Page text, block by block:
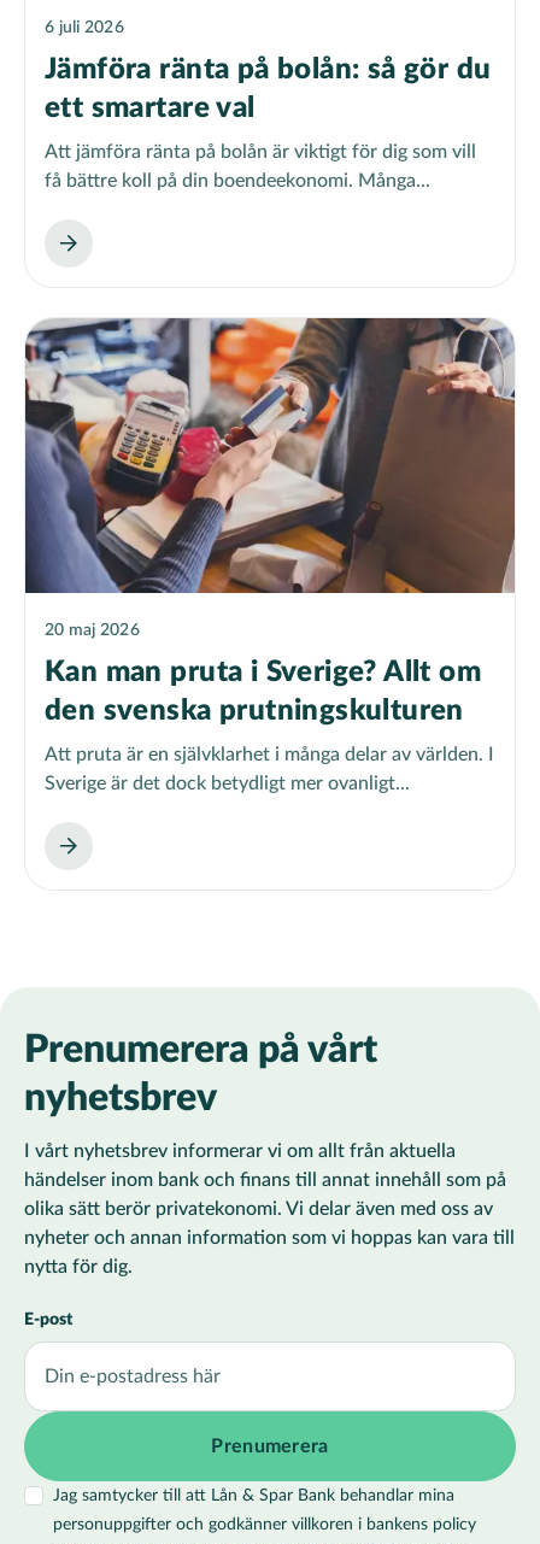
6 juli 2026
Jämföra ränta på bolån: så gör du
ett smartare val
Att jämföra ränta på bolån är viktigt för dig som vill
få bättre koll på din boendeekonomi. Många...
20 maj 2026
Kan man pruta i Sverige? Allt om
den svenska prutningskulturen
Att pruta är en självklarhet i många delar av världen. I
Sverige är det dock betydligt mer ovanligt...
Prenumerera på vårt
nyhetsbrev
I vårt nyhetsbrev informerar vi om allt från aktuella
händelser inom bank och finans till annat innehåll som på
olika sätt berör privatekonomi. Vi delar även med oss av
nyheter och annan information som vi hoppas kan vara till
nytta för dig.
E-post
Jag samtycker till att Lån & Spar Bank behandlar mina
personuppgifter och godkänner villkoren i bankens policy